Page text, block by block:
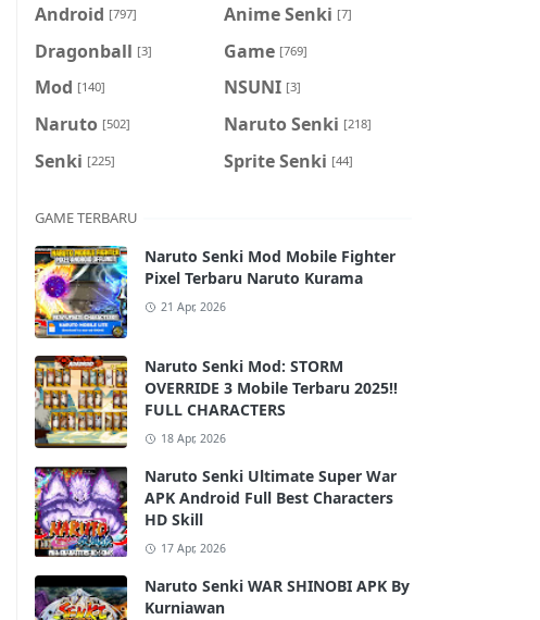
Android [797] Anime Senki [7]
Dragonball [3] Game [769]
Mod [140] NSUNI [3]
Naruto [502] Naruto Senki [218]
Senki [225] Sprite Senki [44]
GAME TERBARU
Naruto Senki Mod Mobile Fighter
Pixel Terbaru Naruto Kurama
21 Apr, 2026
Naruto Senki Mod: STORM
OVERRIDE 3 Mobile Terbaru 2025!!
FULL CHARACTERS
18 Apr, 2026
Naruto Senki Ultimate Super War
APK Android Full Best Characters
HD Skill
17 Apr, 2026
Naruto Senki WAR SHINOBI APK By
Kurniawan